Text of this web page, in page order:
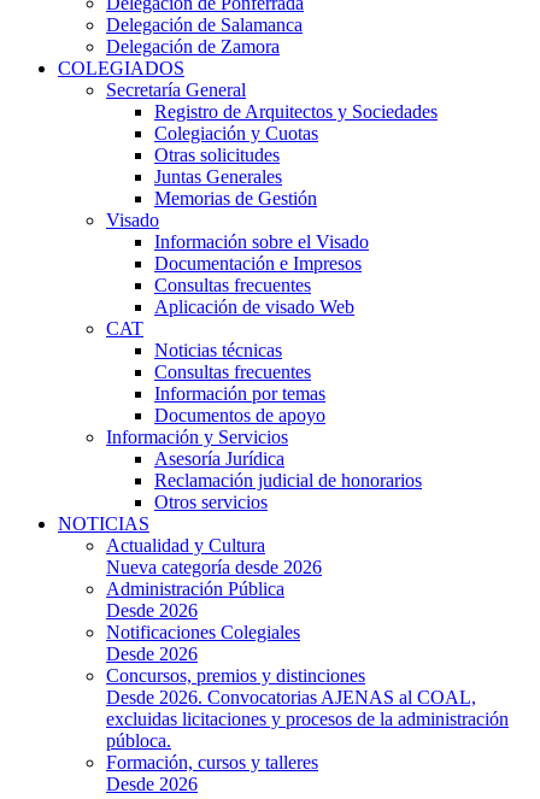
Delegación de Salamanca
Delegación de Zamora
COLEGIADOS
Secretaría General
Registro de Arquitectos y Sociedades
Colegiación y Cuotas
Otras solicitudes
Juntas Generales
Memorias de Gestión
Visado
Información sobre el Visado
Documentación e Impresos
Consultas frecuentes
Aplicación de visado Web
CAT
Noticias técnicas
Consultas frecuentes
Información por temas
Documentos de apoyo
Información y Servicios
Asesoría Jurídica
Reclamación judicial de honorarios
Otros servicios
NOTICIAS
Actualidad y Cultura
Nueva categoría desde 2026
Administración Pública
Desde 2026
Notificaciones Colegiales
Desde 2026
Concursos, premios y distinciones
Desde 2026. Convocatorias AJENAS al COAL,
excluidas licitaciones y procesos de la administración
públoca.
Formación, cursos y talleres
Desde 2026